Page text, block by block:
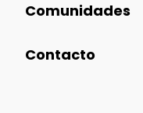
Comunidades
Contacto